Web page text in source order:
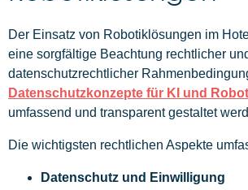
Der Einsatz von Robotiklösungen im
eine sorgfältige Beachtung rechtlicher
datenschutzrechtlicher
Datenschutzkonzepte für KI und
umfassend und transparent gestaltet
Die wichtigsten rechtlichen Aspekte
Datenschutz und Einwilligung